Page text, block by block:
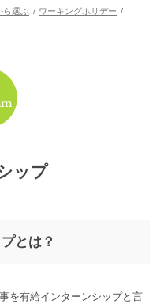
ら選ぶ
ワーキングホリデー
ップ
とは？
を有給インターンシップと言